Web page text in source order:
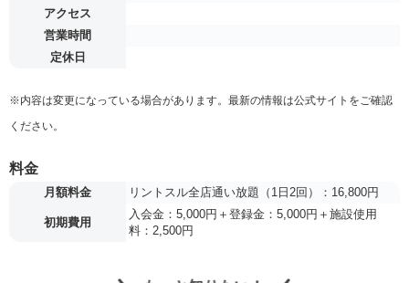
アクセス
営業時間
定休日
※内容は変更になっている場合があります。最新の情報は公式サイトをご確認
ください。
料金
月額料金 リントスル全店通い放題（1日2回）：16,800円
初期費用
入会金：5,000円＋登録金：5,000円＋施設使用
料：2,500円